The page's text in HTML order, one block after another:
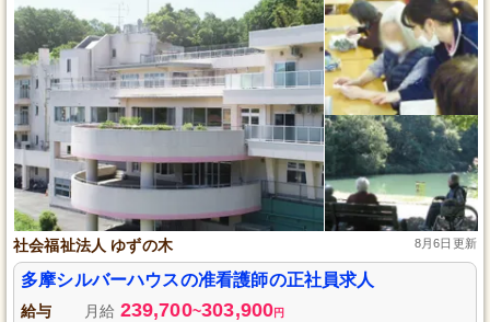
社会福祉法人 ゆずの木 8月6日更新
多摩シルバーハウスの准看護師の正社員求人
給与 月給 239,700~303,900円